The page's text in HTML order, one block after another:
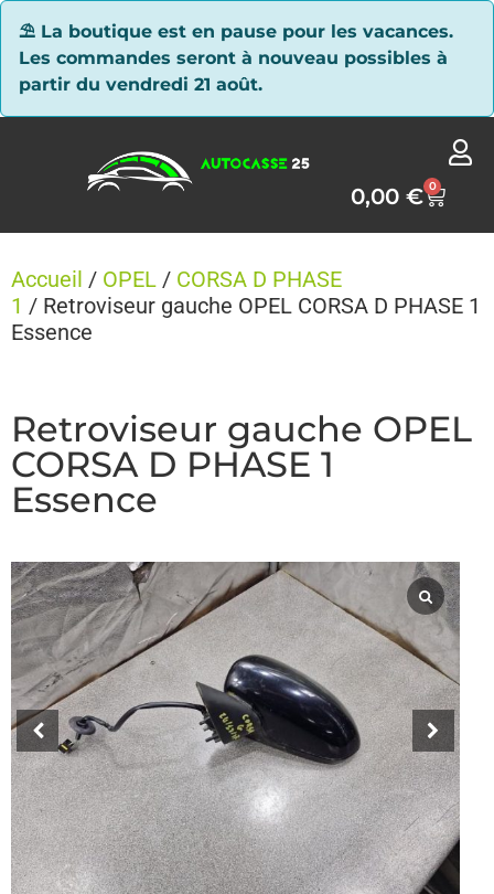
⛱ La boutique est en pause pour les vacances.
Les commandes seront à nouveau possibles à
partir du vendredi 21 août.
0,00€ 0
Accueil / OPEL / CORSA D PHASE
1 / Retroviseur gauche OPEL CORSA D PHASE 1
Essence
Retroviseur gauche OPEL
CORSA D PHASE 1
Essence
Panneau de gestion des cookies